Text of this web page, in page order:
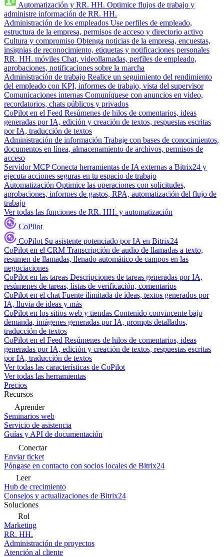
Automatización y RR. HH. Optimice flujos de trabajo y
administre información de RR. HH.
Administración de los empleados Use perfiles de empleado,
estructura de la empresa, permisos de acceso y directorio activo
Cultura y compromiso Obtenga noticias de la empresa, encuestas,
insignias de reconocimiento, etiquetas y notificaciones personales
RR. HH. móviles Chat, videollamadas, perfiles de empleado,
aprobaciones, notificaciones sobre la marcha
Administración de trabajo Realice un seguimiento del rendimiento
del empleado con KPI, informes de trabajo, vista del supervisor
Comunicaciones internas Comuníquese con anuncios en video,
recordatorios, chats públicos y privados
CoPilot en el Feed Resúmenes de hilos de comentarios, ideas
generadas por IA, edición y creación de textos, respuestas escritas
por IA, traducción de textos
Administración de información Trabaje con bases de conocimientos,
documentos en línea, almacenamiento de archivos, permisos de
acceso
Servidor MCP Conecta herramientas de IA externas a Bitrix24 y
ejecuta acciones seguras en tu espacio de trabajo
Automatización Optimice las operaciones con solicitudes,
aprobaciones, informes de gastos, RPA, automatización del flujo de
trabajo
Ver todas las funciones de RR. HH. y automatización
CoPilot
CoPilot Su asistente potenciado por IA en Bitrix24
CoPilot en el CRM Transcripción de audio de llamadas a texto,
resumen de llamadas, llenado automático de campos en las
negociaciones
CoPilot en las tareas Descripciones de tareas generadas por IA,
resúmenes de tareas, listas de verificación, comentarios
CoPilot en el chat Fuente ilimitada de ideas, textos generados por
IA, lluvia de ideas y más
CoPilot en los sitios web y tiendas Contenido convincente bajo
demanda, imágenes generadas por IA, prompts detallados,
traducción de textos
CoPilot en el Feed Resúmenes de hilos de comentarios, ideas
generadas por IA, edición y creación de textos, respuestas escritas
por IA, traducción de textos
Ver todas las características de CoPilot
Ver todas las herramientas
Precios
Recursos
Aprender
Seminarios web
Servicio de asistencia
Guías y API de documentación
Conectar
Enviar ticket
Póngase en contacto con socios locales de Bitrix24
Leer
Hub de crecimiento
Consejos y actualizaciones de Bitrix24
Soluciones
Rol
Marketing
RR. HH.
Administración de proyectos
Atención al cliente